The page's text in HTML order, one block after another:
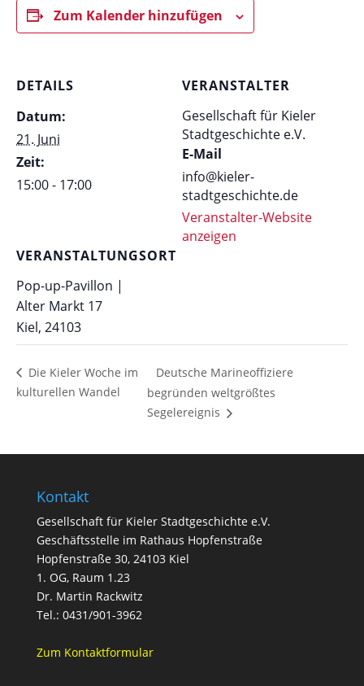
Zum Kalender hinzufügen
DETAILS
Datum:
21. Juni
Zeit:
15:00 - 17:00
VERANSTALTUNGSORT
Pop-up-Pavillon |
Alter Markt 17
Kiel, 24103
VERANSTALTER
Gesellschaft für Kieler
Stadtgeschichte e.V.
E-Mail
info@kieler-
stadtgeschichte.de
Veranstalter-Website
anzeigen
Die Kieler Woche im
kulturellen Wandel
Deutsche Marineoffiziere
begründen weltgrößtes
Segelereignis
Kontakt
Gesellschaft für Kieler Stadtgeschichte e.V.
Geschäftsstelle im Rathaus Hopfenstraße
Hopfenstraße 30, 24103 Kiel
1. OG, Raum 1.23
Dr. Martin Rackwitz
Tel.: 0431/901-3962
Zum Kontaktformular